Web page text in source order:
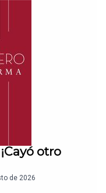
julioastilleroCuent
BBVA a
01539408017
otro
de 2026